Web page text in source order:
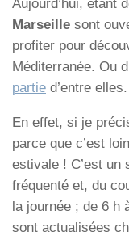
Aujourd’hui, étant
Marseille sont
profiter pour
Méditerranée. Ou
partie d’entre elles.
En effet, si je
parce que c’est
estivale ! C’est
fréquenté et, du
la journée ; de 6 h
sont actualisées